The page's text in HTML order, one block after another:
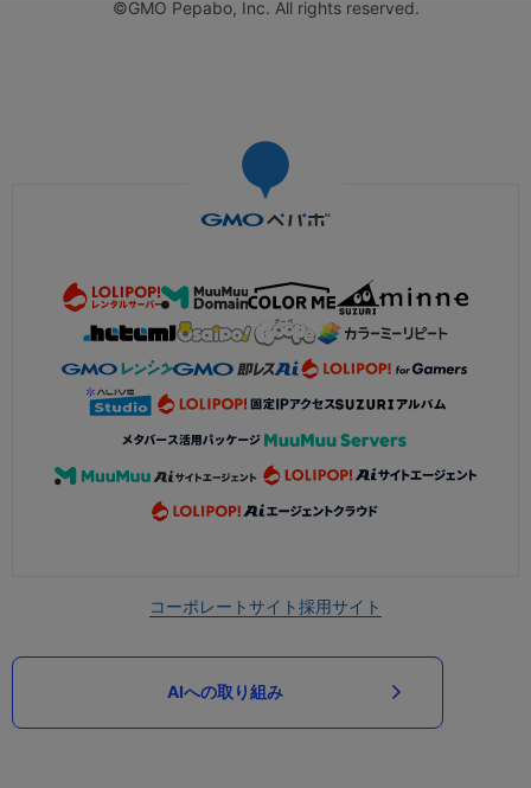
©GMO Pepabo, Inc. All rights reserved.
コーポレートサイト採用サイト
AIへの取り組み